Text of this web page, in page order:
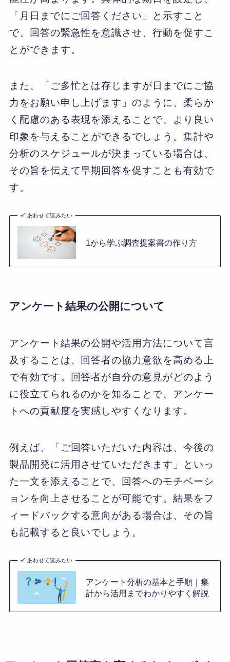
「月日までにご回答ください」と示すこと
で、回答の緊急性を意識させ、行動を促すこ
とができます。
また、「ご多忙とは存じますが日までにご協
力をお願い申し上げます」のように、柔らか
く配慮のある表現を添えることで、より良い
印象を与えることができるでしょう。集計や
分析のスケジュールが決まっている場合は、
その旨を伝えて早期回答を促すことも有効で
す。
あわせて読みたい
1から学ぶ調査提案書の作り方
アンケート結果の公開について
アンケート結果の公開や活用方法について言
及することは、回答者の協力意欲を高める上
で有効です。回答者が自分の意見がどのよう
に役立てられるのかを知ることで、アンケー
トへの貢献度を実感しやすくなります。
例えば、「ご回答いただいた内容は、今後の
製品開発に活用させていただきます」といっ
た一文を添えることで、回答へのモチベーシ
ョンを向上させることが可能です。結果をフ
ィードバックする意向がある場合は、その旨
も記載すると良いでしょう。
あわせて読みたい
アンケート分析の基本と手順｜集
計から活用までわかりやすく解説